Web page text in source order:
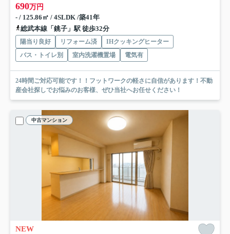
690万円
- / 125.86㎡ / 4SLDK /築41年
総武本線「銚子」駅 徒歩32分
陽当り良好 リフォーム済
IHクッキングヒーター
バス・トイレ別
室内洗濯機置場 電気有
24時間ご対応可能です！！フットワークの軽さに自信があります！不動
産会社探しでお悩みのお客様、ぜひ当社へお任せください！
中古マンション
NEW